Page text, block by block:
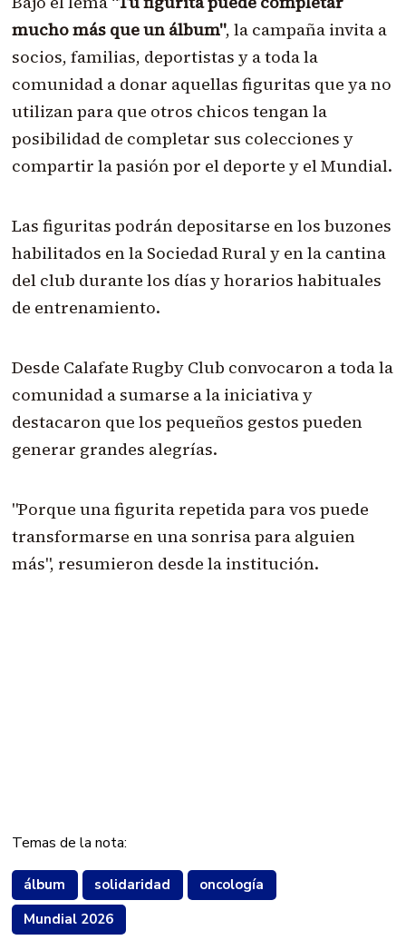
mucho más que un álbum", la campaña invita a
socios, familias, deportistas y a toda la
comunidad a donar aquellas figuritas que ya no
utilizan para que otros chicos tengan la
posibilidad de completar sus colecciones y
compartir la pasión por el deporte y el Mundial.
Las figuritas podrán depositarse en los buzones
habilitados en la Sociedad Rural y en la cantina
del club durante los días y horarios habituales
de entrenamiento.
Desde Calafate Rugby Club convocaron a toda la
comunidad a sumarse a la iniciativa y
destacaron que los pequeños gestos pueden
generar grandes alegrías.
"Porque una figurita repetida para vos puede
transformarse en una sonrisa para alguien
más", resumieron desde la institución.
Temas de la nota:
álbum solidaridad
oncología
Mundial 2026